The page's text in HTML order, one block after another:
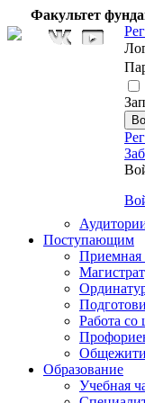
Факультет
Поступающим
Приемная
Работа со
Образование
Учебная